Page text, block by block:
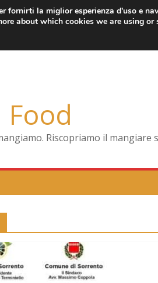
Ultimo: Pizza a Corte
Menopausa, una forma
Food
Riscopriamo il
fornirti la miglior esperienza d'uso e
about which cookies we are using